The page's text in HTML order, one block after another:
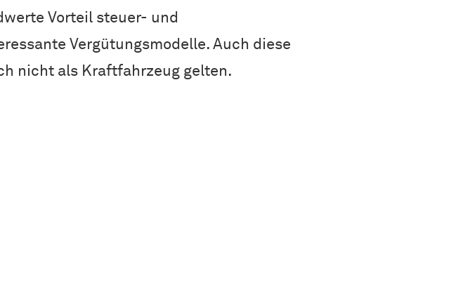
Vorteil steuer- und
Vergütungsmodelle. Auch diese
nicht als Kraftfahrzeug gelten.